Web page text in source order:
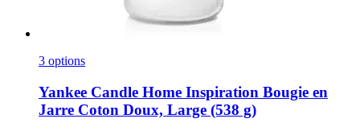
3 options
Yankee Candle Home Inspiration Bougie en
Jarre Coton Doux, Large (538 g)